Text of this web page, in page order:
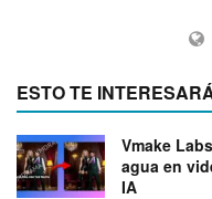
ESTO TE
Vmake
agua en
IA